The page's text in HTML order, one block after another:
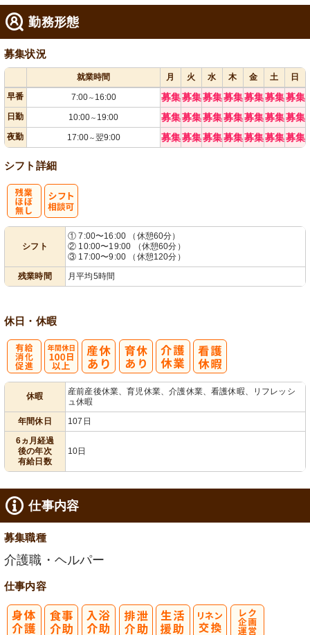
勤務形態
募集状況
就業時間 月 火 水 木 金 土
日
早番
7:00～ 16:00 募集募集募集募集募集募集募集
日勤 10:00～ 19:00 募集募集募集募集募集募集募集
夜勤 17:00～翌9:00 募集募集募集募集募集募集募集
シフト詳細
シフト
① 7:00〜16:00 （休憩60分）
② 10:00〜19:00 （休憩60分）
③ 17:00〜9:00 （休憩120分）
残業時間
月平均5時間
休日・休暇
休暇
産前産後休業、育児休業、介護休業、看護休暇、リフレッシ
ュ休暇
年間休日
107日
6ヵ月経過
後の年次
有給日数
10日
仕事内容
募集職種
介護職・ヘルパー
仕事内容